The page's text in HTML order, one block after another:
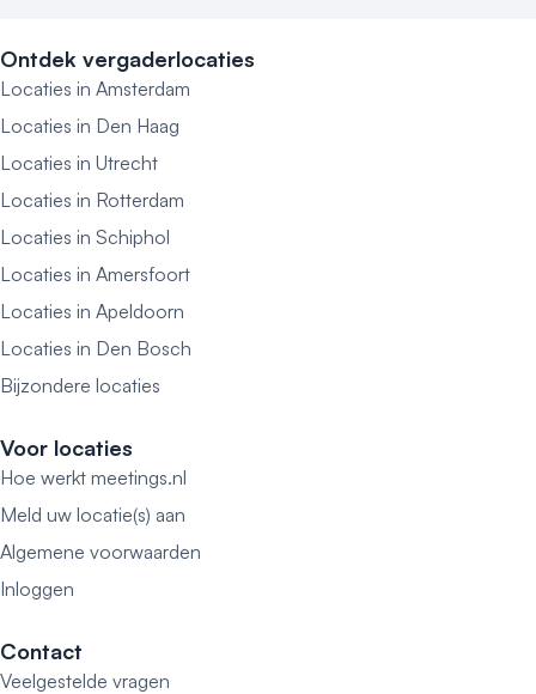
Ontdek vergaderlocaties
Locaties in Amsterdam
Locaties in Den Haag
Locaties in Utrecht
Locaties in Rotterdam
Locaties in Schiphol
Locaties in Amersfoort
Locaties in Apeldoorn
Locaties in Den Bosch
Bijzondere locaties
Voor locaties
Hoe werkt meetings.nl
Meld uw locatie(s) aan
Algemene voorwaarden
Inloggen
Contact
Veelgestelde vragen